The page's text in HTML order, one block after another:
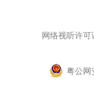
网络视听许可
粤公网